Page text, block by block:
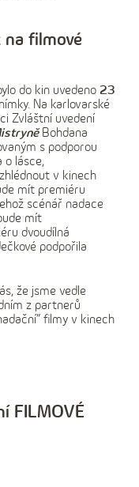
na filmové
do kin uvedeno 23
Na karlovarské
Zvláštní uvedení
Bohdana
s podporou
o lásce,
v kinech
mít premiéru
scénář nadace
mít
dvoudílná
podpořila
že jsme vedle
z partnerů
filmy v kinech
FILMOVÉ